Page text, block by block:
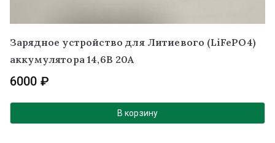
Зарядное устройство для Литиевого (LiFePO4)
аккумулятора 14,6В 20A
6000 ₽
В корзину